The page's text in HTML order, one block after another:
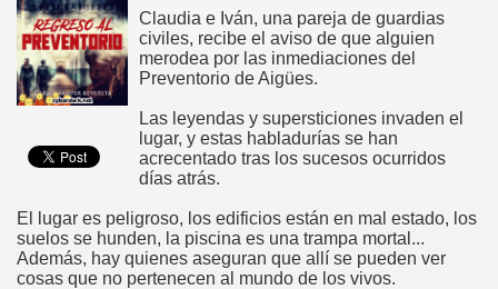
Claudia e Iván, una pareja de guardias
civiles, recibe el aviso de que alguien
merodea por las inmediaciones del
Preventorio de Aigües.
Las leyendas y supersticiones invaden el
lugar, y estas habladurías se han
acrecentado tras los sucesos ocurridos
días atrás.
El lugar es peligroso, los edificios están en mal estado, los
suelos se hunden, la piscina es una trampa mortal...
Además, hay quienes aseguran que allí se pueden ver
cosas que no pertenecen al mundo de los vivos.